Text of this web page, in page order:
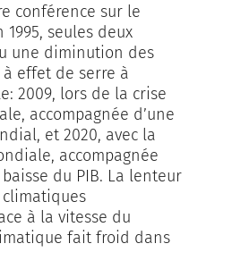
conférence sur le
seules deux
une diminution des
effet de serre à
2009, lors de la crise
accompagnée d’une
et 2020, avec la
accompagnée
du PIB. La lenteur
à la vitesse du
fait froid dans